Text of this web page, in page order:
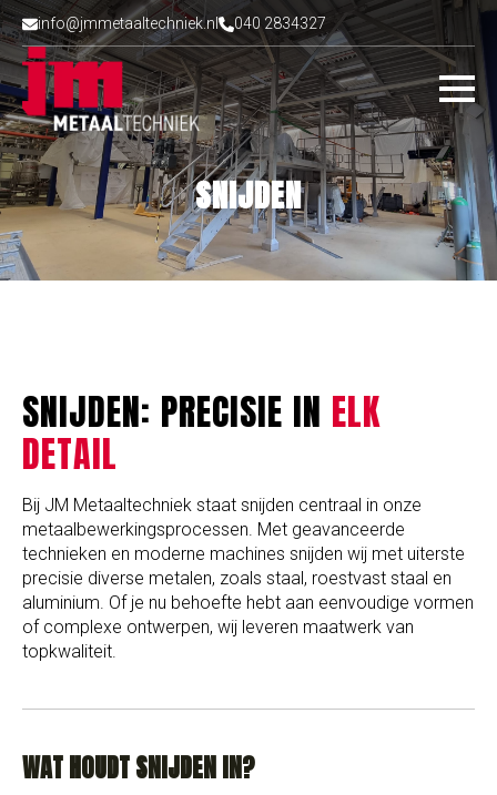
info@jmmetaaltechniek.nl 040 2834327
SNIJDEN
SNIJDEN: PRECISIE IN ELK
DETAIL
Bij JM Metaaltechniek staat snijden centraal in onze
metaalbewerkingsprocessen. Met geavanceerde
technieken en moderne machines snijden wij met uiterste
precisie diverse metalen, zoals staal, roestvast staal en
aluminium. Of je nu behoefte hebt aan eenvoudige vormen
of complexe ontwerpen, wij leveren maatwerk van
topkwaliteit.
WAT HOUDT SNIJDEN IN?